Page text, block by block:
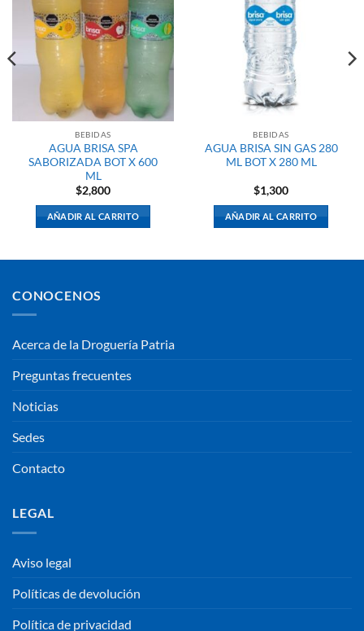
BEBIDAS
AGUA BRISA SPA
SABORIZADA BOT X 600
ML
$2,800
AÑADIR AL CARRITO
BEBIDAS
AGUA BRISA SIN GAS 280
ML BOT X 280 ML
$1,300
AÑADIR AL CARRITO
CONOCENOS
Acerca de la Droguería Patria
Preguntas frecuentes
Noticias
Sedes
Contacto
LEGAL
Aviso legal
Políticas de devolución
Política de privacidad